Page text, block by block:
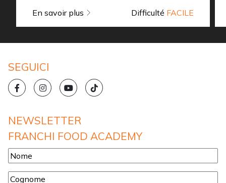
En savoir plus Difficulté FACILE
SEGUICI
NEWSLETTER
FRANCHI FOOD ACADEMY
Nome*
Cognome*